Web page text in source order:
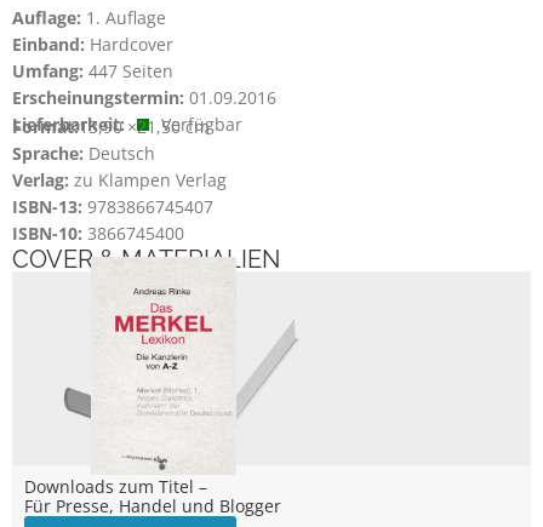
Auflage: 1. Auflage
Einband: Hardcover
Umfang: 447 Seiten
Erscheinungstermin: 01.09.2016
Lieferbarkeit:
Verfügbar
Format:13,90 ×21,50 cm
Sprache: Deutsch
Verlag: zu Klampen Verlag
ISBN-13: 9783866745407
ISBN-10: 3866745400
COVER & MATERIALIEN
Downloads zum Titel –
Für Presse, Handel und Blogger